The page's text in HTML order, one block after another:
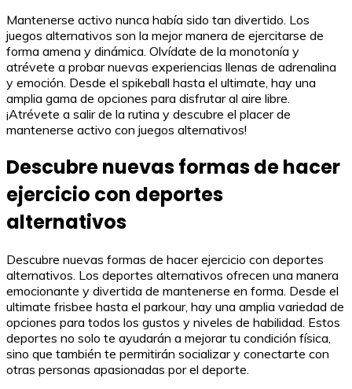
Mantenerse activo nunca había sido tan divertido. Los
juegos alternativos son la mejor manera de ejercitarse de
forma amena y dinámica. Olvídate de la monotonía y
atrévete a probar nuevas experiencias llenas de adrenalina
y emoción. Desde el spikeball hasta el ultimate, hay una
amplia gama de opciones para disfrutar al aire libre.
¡Atrévete a salir de la rutina y descubre el placer de
mantenerse activo con juegos alternativos!
Descubre nuevas formas de hacer
ejercicio con deportes
alternativos
Descubre nuevas formas de hacer ejercicio con deportes
alternativos. Los deportes alternativos ofrecen una manera
emocionante y divertida de mantenerse en forma. Desde el
ultimate frisbee hasta el parkour, hay una amplia variedad de
opciones para todos los gustos y niveles de habilidad. Estos
deportes no solo te ayudarán a mejorar tu condición física,
sino que también te permitirán socializar y conectarte con
otras personas apasionadas por el deporte.